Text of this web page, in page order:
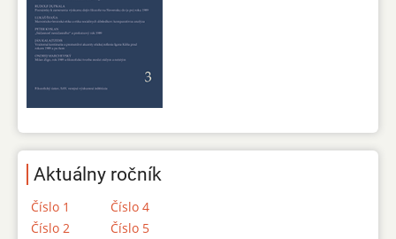
Aktuálny ročník
Číslo 1
Číslo 2
Číslo 4
Číslo 5